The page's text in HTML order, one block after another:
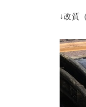
↓改質